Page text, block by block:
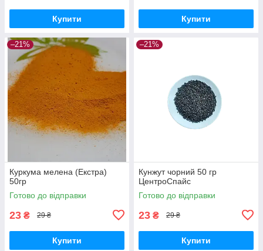
Купити Купити
–21%
Куркума мелена (Екстра)
50гр
Готово до відправки
23 ₴ 29 ₴
Купити
–21%
Кунжут чорний 50 гр
ЦентроСпайс
Готово до відправки
23 ₴ 29 ₴
Купити